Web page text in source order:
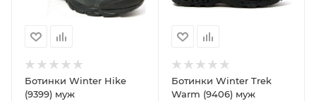
Ботинки Winter Hike
(9399) муж
Ботинки Winter Trek
Warm (9406) муж